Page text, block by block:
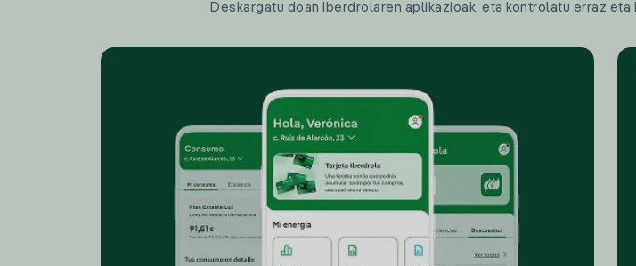
Deskargatu doan Iberdrolaren aplikazioak, eta kontrolatu erraz